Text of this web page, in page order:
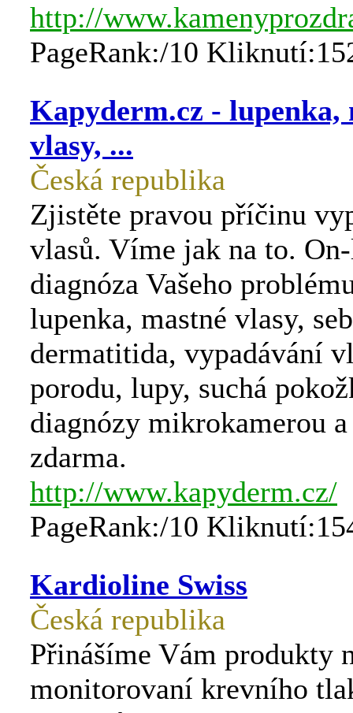
http://
PageRank:/10
Kapyderm.cz - lupenka,
vlasy, ...
Česká republika
Zjistěte pravou příčinu
vlasů. Víme jak na to.
diagnóza Vašeho
lupenka, mastné vlasy,
dermatitida, vypadávání
porodu, lupy, suchá
diagnózy mikrokamerou
zdarma.
http://www.kapyderm.cz/
PageRank:/10
Kardioline Swiss
Česká republika
Přinášíme Vám produkty
monitorovaní krevního